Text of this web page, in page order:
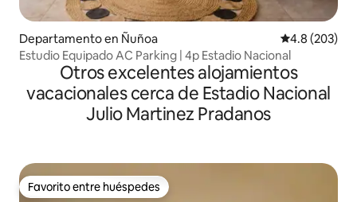
Departamento en Ñuñoa Calificación
4.8 (203)
Estudio Equipado AC Parking | 4p Estadio Nacional
Otros excelentes alojamientos
vacacionales cerca de Estadio Nacional
Julio Martinez Pradanos
Favorito entre huéspedes
Favorito entre huéspedes